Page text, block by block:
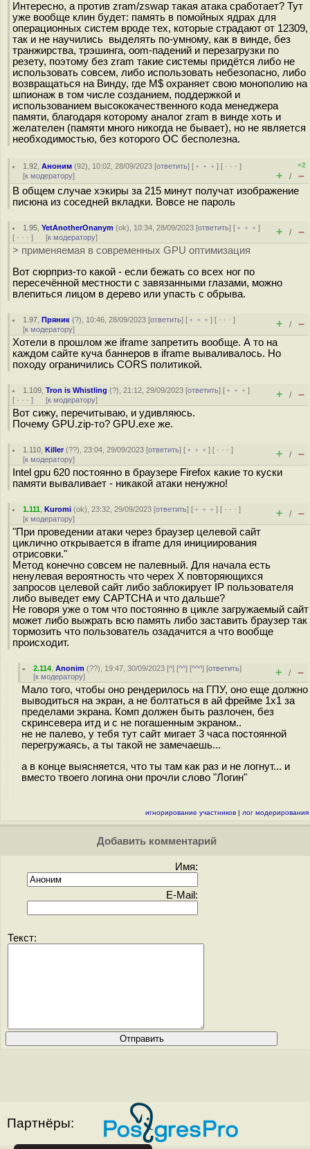
Интересно, а против zram/zswap такая атака сработает? Тут
уже вообще клин будет: память в помойных ядрах для
операционных систем вроде тех, которые страдают от 12309,
так и не научились выделять по-умному, как в винде, без
транжирства, трэшинга, oom-падений и перезагрузки по
резету, поэтому без zram такие системы придётся либо не
использовать совсем, либо использовать небезопасно, либо
возвращаться на Винду, где Μ$ охраняет свою монополию на
шпионаж в том числе созданием, поддержкой и
использованием высококачественного кода менеджера
памяти, благодаря которому аналог zram в винде хоть и
желателен (памяти много никогда не бывает), но не является
необходимостью, без которого ОС бесполезна.
1.92 ,Аноним (92), 10:02, 28/09/2023 [ответить] [ ﹢﹢﹢] [ · · ·]
[к модератору]
+2
+ / –
В общем случае хэкиры за 215 минут получат изображение
писюна из соседней вкладки. Вовсе не пароль
1.95 ,YetAnotherOnanym (ok), 10:34, 28/09/2023 [ответить] [ ﹢﹢﹢]
[ · · · ] [к модератору] + / –
> применяемая в современных GPU оптимизация
Вот сюрприз-то какой - если бежать со всех ног по
пересечённой местности с завязанными глазами, можно
влепиться лицом в дерево или упасть с обрыва.
1.97 ,Пряник (?), 10:46, 28/09/2023 [ответить] [ ﹢﹢﹢] [ · · ·]
[к модератору] + / –
Хотели в прошлом же iframe запретить вообще. А то на
каждом сайте куча баннеров в iframe вываливалось. Но
походу ограничились CORS политикой.
1.109 ,Tron is Whistling (?), 21:12, 29/09/2023 [ответить] [ ﹢﹢﹢]
[ · · · ] [к модератору] + / –
Вот сижу, перечитываю, и удивляюсь.
Почему GPU.zip-то? GPU.exe же.
1.110 ,Killer(??), 23:04, 29/09/2023 [ответить] [ ﹢﹢﹢] [ · · ·]
[к модератору] + / –
Intel gpu 620 постоянно в браузере Firefox какие то куски
памяти вываливает - никакой атаки ненужно!
1.111 ,Kuromi (ok), 23:32, 29/09/2023 [ответить] [ ﹢﹢﹢] [ · · ·]
[к модератору] + / –
"При проведении атаки через браузер целевой сайт
циклично открывается в iframe для инициирования
отрисовки."
Метод конечно совсем не палевный. Для начала есть
ненулевая вероятность что черех Х повторяющихся
запросов целевой сайт либо заблокирует IP пользователя
либо выведет ему CAPTCHA и что дальше?
Не говоря уже о том что постоянно в цикле загружаемый сайт
может либо выжрать всю память либо заставить браузер так
тормозить что пользователь озадачится а что вообще
происходит.
2.114 ,Anonim (??), 19:47, 30/09/2023 [^] [^^] [^^^] [ответить]
[к модератору] + / –
Мало того, чтобы оно рендерилось на ГПУ, оно еще должно
выводиться на экран, а не болтаться в ай фрейме 1х1 за
пределами экрана. Комп должен быть разлочен, без
скринсевера итд и с не погашенным экраном..
не не палево, у тебя тут сайт мигает 3 часа постоянной
перегружаясь, а ты такой не замечаешь...
а в конце выясняется, что ты там как раз и не логнут... и
вместо твоего логина они прочли слово "Логин"
игнорирование участников | лог модерирования
Добавить комментарий
Имя:
E-Mail:
Текст:
Партнёры: